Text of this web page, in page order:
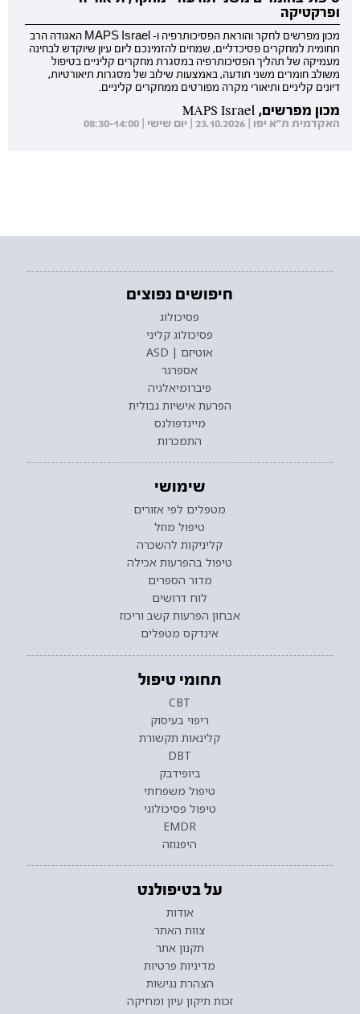
ופרקטיקה
מכון מפרשים לחקר והוראת הפסיכותרפיה ו- MAPS Israel האגודה הרב
תחומית למחקרים פסיכדליים, שמחים להזמינכם ליום עיון שיוקדש לבחינה
מעמיקה של תהליך הפסיכותרפיה במסגרת מחקרים קליניים בטיפול
משולב חומרים משני תודעה, באמצעות שילוב של מסגרות תיאורטיות,
דיונים קליניים ותיאורי מקרה מפורטים ממחקרים קליניים.
מכון מפרשים, MAPS Israel
האקדמית ת"א יפו | 23.10.2026 | יום שישי | 08:30-14:00
חיפושים נפוצים
פסיכולוג
פסיכולוג קליני
אוטיזם | ASD
אספרגר
פיברומיאלגיה
הפרעת אישיות גבולית
מיינדפולנס
התמכרות
שימושי
מטפלים לפי אזורים
טיפול מוזל
קליניקות להשכרה
טיפול בהפרעות אכילה
מדור הספרים
לוח דרושים
אבחון הפרעות קשב וריכוז
אינדקס מטפלים
תחומי טיפול
CBT
ריפוי בעיסוק
קלינאות תקשורת
DBT
ביופידבק
טיפול משפחתי
טיפול פסיכולוגי
EMDR
היפנוזה
על בטיפולנט
אודות
צוות האתר
תקנון אתר
מדיניות פרטיות
הצהרת נגישות
זכות תיקון עיון ומחיקה